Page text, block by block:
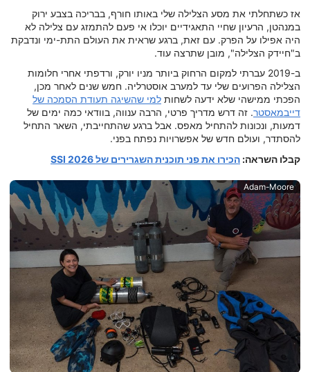
אז כשתחלתי את מסע הצלילה שלי באותו חורף, בבריכה בצבע ירוק
במנהטן, הרעיון שחיי התאגידיים יוכלו אי פעם להתמזג עם צלילה לא
היה אפילו על הפרק. עם זאת, ברגע שראית את העולם התת-ימי ונדבקת
ב"חיידק הצלילה", מובן שתרצה עוד.
ב-2019 עברתי למקום הרחוק ביותר מניו יורק, ורדפתי אחרי חלומות
הצלילה הפרועים שלי עד למערב אוסטרליה. חמש שנים לאחר מכן,
הפכתי ממישהי שלא ידעה לשחות למי שהשיגה תעודת הסמכה של
דייבמאסטר. זה דרש מדריך פרטי, הרבה ענווה, בוודאי כמה ימים של
דמעות, ונכונות להתחיל מאפס. אבל ברגע שהתחייבתי, השאר התחיל
להסתדר, ועולם חדש של אפשרויות נפתח בפני.
קבלו השראה: הכירו את פני תוכנית השגרירים של SSI 2026
Adam-Moore